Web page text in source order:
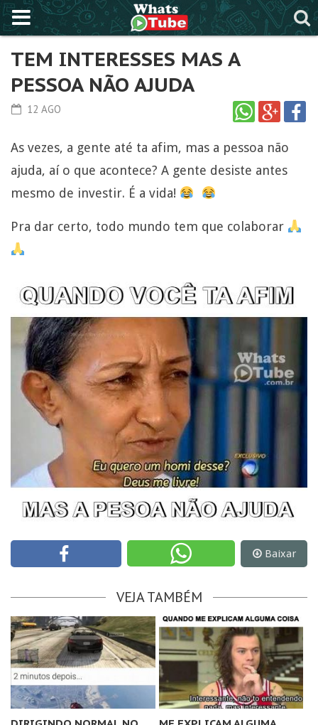
TEM INTERESSES MAS A
PESSOA NÃO AJUDA
12 AGO
As vezes, a gente até ta afim, mas a pessoa não
ajuda, aí o que acontece? A gente desiste antes
mesmo de investir. É a vida!
Pra dar certo, todo mundo tem que colaborar
Baixar
VEJA TAMBÉM